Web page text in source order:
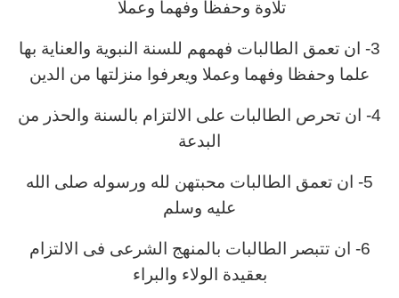
تلاوة وحفظا وفهما وعملا
3- ان تعمق الطالبات فهمهم للسنة النبوية والعناية بها
علما وحفظا وفهما وعملا ويعرفوا منزلتها من الدين
4- ان تحرص الطالبات على الالتزام بالسنة والحذر من
البدعة
5- ان تعمق الطالبات محبتهن لله ورسوله صلى الله
عليه وسلم
6- ان تتبصر الطالبات بالمنهج الشرعى فى الالتزام
بعقيدة الولاء والبراء